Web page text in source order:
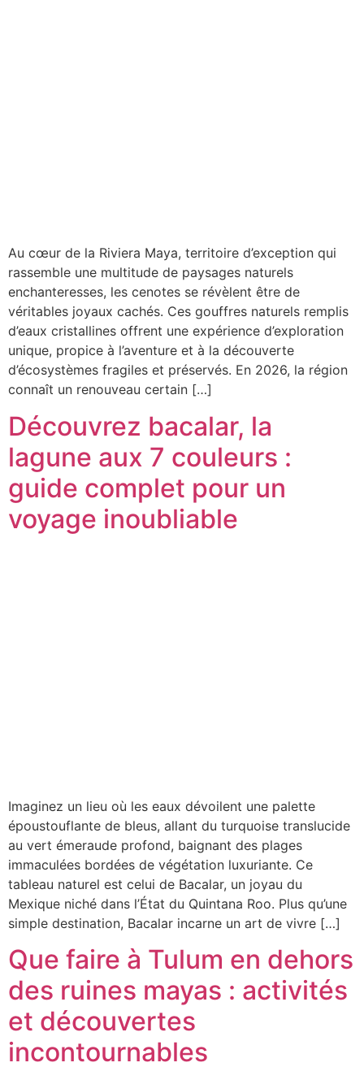
Au cœur de la Riviera Maya, territoire d’exception qui
rassemble une multitude de paysages naturels
enchanteresses, les cenotes se révèlent être de
véritables joyaux cachés. Ces gouffres naturels remplis
d’eaux cristallines offrent une expérience d’exploration
unique, propice à l’aventure et à la découverte
d’écosystèmes fragiles et préservés. En 2026, la région
connaît un renouveau certain […]
Découvrez bacalar, la
lagune aux 7 couleurs :
guide complet pour un
voyage inoubliable
Imaginez un lieu où les eaux dévoilent une palette
époustouflante de bleus, allant du turquoise translucide
au vert émeraude profond, baignant des plages
immaculées bordées de végétation luxuriante. Ce
tableau naturel est celui de Bacalar, un joyau du
Mexique niché dans l’État du Quintana Roo. Plus qu’une
simple destination, Bacalar incarne un art de vivre […]
Que faire à Tulum en dehors
des ruines mayas : activités
et découvertes
incontournables